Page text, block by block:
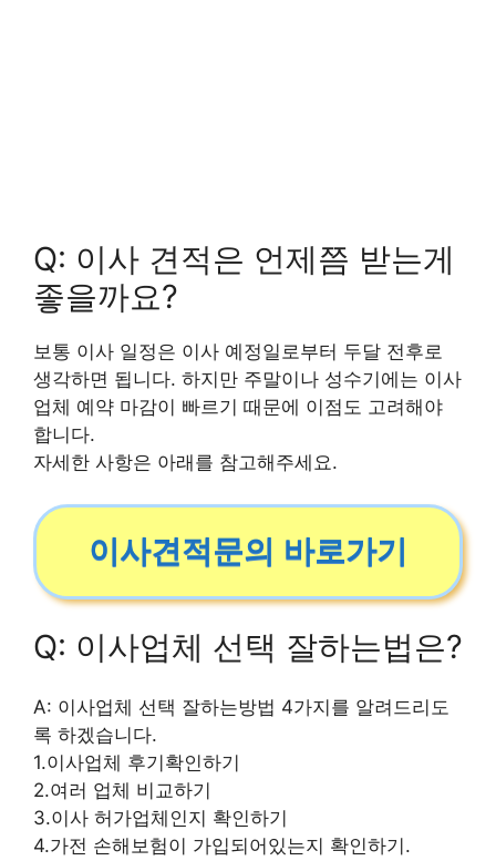
Q: 이사 견적은 언제쯤 받는게
좋을까요?
보통 이사 일정은 이사 예정일로부터 두달 전후로
생각하면 됩니다. 하지만 주말이나 성수기에는 이사
업체 예약 마감이 빠르기 때문에 이점도 고려해야
합니다.
자세한 사항은 아래를 참고해주세요.
이사견적문의 바로가기
Q: 이사업체 선택 잘하는법은?
A: 이사업체 선택 잘하는방법 4가지를 알려드리도
록 하겠습니다.
1.이사업체 후기확인하기
2.여러 업체 비교하기
3.이사 허가업체인지 확인하기
4.가전 손해보험이 가입되어있는지 확인하기.